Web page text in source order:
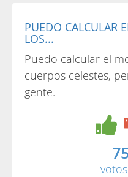
PUEDO CALCULAR
LOS...
Puedo calcular el
cuerpos celestes,
gente.